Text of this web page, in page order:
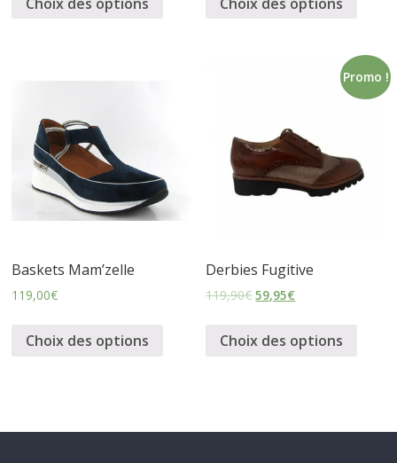
u
r
e
s
Baskets Mam’zelle
119,00€
Choix des options
Promo !
Derbies Fugitive
119,90€ 59,95€
Choix des options